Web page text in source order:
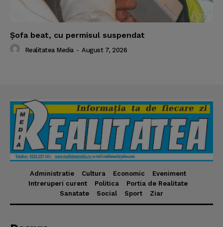
Şofa beat, cu permisul suspendat
Realitatea Media - August 7, 2026
Administratie Cultura Economic
Eveniment
Intreruperi curent
Politica
Portia de Realitate
Sanatate
Social Sport Ziar